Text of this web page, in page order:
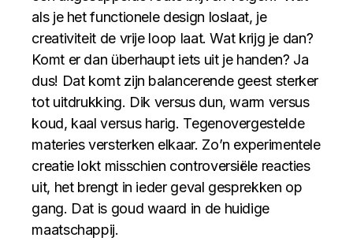
als je het functionele design loslaat, je
creativiteit de vrije loop laat. Wat krijg je dan?
Komt er dan überhaupt iets uit je handen? Ja
dus! Dat komt zijn balancerende geest sterker
tot uitdrukking. Dik versus dun, warm versus
koud, kaal versus harig. Tegenovergestelde
materies versterken elkaar. Zo’n experimentele
creatie lokt misschien controversiële reacties
uit, het brengt in ieder geval gesprekken op
gang. Dat is goud waard in de huidige
maatschappij.